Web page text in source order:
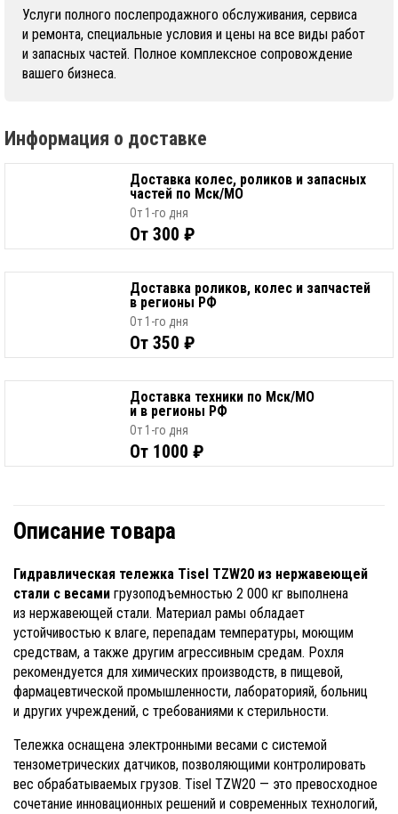
Услуги полного послепродажного обслуживания, сервиса
и ремонта, специальные условия и цены на все виды работ
и запасных частей. Полное комплексное сопровождение
вашего бизнеса.
Информация о доставке
Доставка колес, роликов и запасных
частей по Мск/МО
От 1-го дня
От 300 ₽
Доставка роликов, колес и запчастей
в регионы РФ
От 1-го дня
От 350 ₽
Доставка техники по Мск/МО
и в регионы РФ
От 1-го дня
От 1000 ₽
Описание товара
Гидравлическая тележка Tisel TZW20 из нержавеющей
стали с весами грузоподъемностью 2 000 кг выполнена
из нержавеющей стали. Материал рамы обладает
устойчивостью к влаге, перепадам температуры, моющим
средствам, а также другим агрессивным средам. Рохля
рекомендуется для химических производств, в пищевой,
фармацевтической промышленности, лабораторияй, больниц
и других учреждений, с требованиями к стерильности.
Тележка оснащена электронными весами с системой
тензометрических датчиков, позволяющими контролировать
вес обрабатываемых грузов. Tisel TZW20 — это превосходное
сочетание инновационных решений и современных технологий,